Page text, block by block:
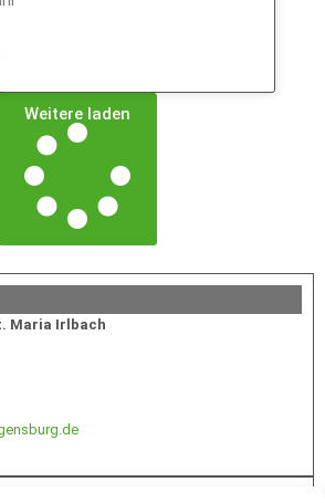
Weitere laden
Maria Irlbach